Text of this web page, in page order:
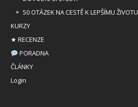
50 OTÁZEK NA CESTĚ K LEPŠÍMU ŽIVOTU
KURZY
★ RECENZE
PORADNA
ČLÁNKY
Login